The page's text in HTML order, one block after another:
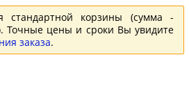
стандартной корзины (сумма -
Точные цены и сроки Вы увидите
заказа.